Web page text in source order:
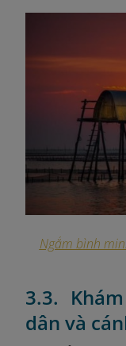
Ngắm bình
3.3.
dân và